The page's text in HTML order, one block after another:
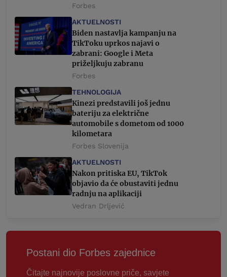
Forbes
AKTUELNOSTI
Biden nastavlja kampanju na
TikToku uprkos najavi o
zabrani: Google i Meta
priželjkuju zabranu
Forbes
TEHNOLOGIJA
Kinezi predstavili još jednu
bateriju za električne
automobile s dometom od 1000
kilometara
Forbes Slovenija
AKTUELNOSTI
Nakon pritiska EU, TikTok
objavio da će obustaviti jednu
radnju na aplikaciji
Vedran Drljević
Postani dio Forbes zajednice
Čitajte najnovije poslovne priče, savjete